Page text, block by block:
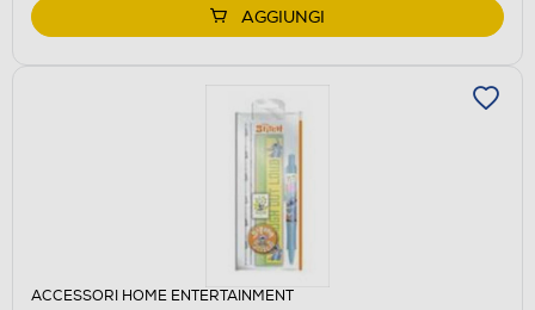
AGGIUNGI
ACCESSORI HOME ENTERTAINMENT